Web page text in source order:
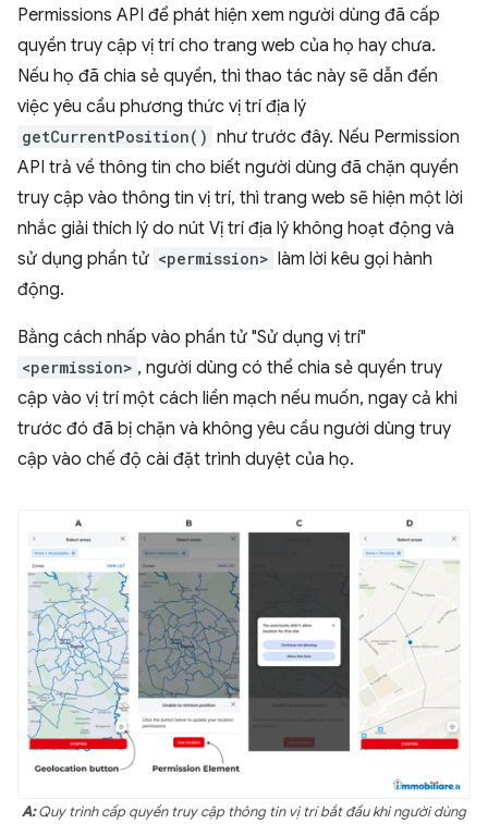
Permissions API để phát hiện xem người dùng đã cấp
quyền truy cập vị trí cho trang web của họ hay chưa.
Nếu họ đã chia sẻ quyền, thì thao tác này sẽ dẫn đến
việc yêu cầu phương thức vị trí địa lý
getCurrentPosition() như trước đây. Nếu Permission
API trả về thông tin cho biết người dùng đã chặn quyền
truy cập vào thông tin vị trí, thì trang web sẽ hiện một lời
nhắc giải thích lý do nút Vị trí địa lý không hoạt động và
sử dụng phần tử <permission> làm lời kêu gọi hành
động.
Bằng cách nhấp vào phần tử "Sử dụng vị trí"
<permission> , người dùng có thể chia sẻ quyền truy
cập vào vị trí một cách liền mạch nếu muốn, ngay cả khi
trước đó đã bị chặn và không yêu cầu người dùng truy
cập vào chế độ cài đặt trình duyệt của họ.
A:Quy trình cấp quyền truy cập thông tin vị trí bắt đầu khi người dùng